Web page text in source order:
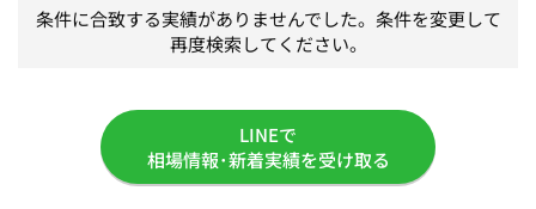
条件に合致する実績がありませんでした。条件を変更して
再度検索してください。
LINEで
相場情報･新着実績を受け取る